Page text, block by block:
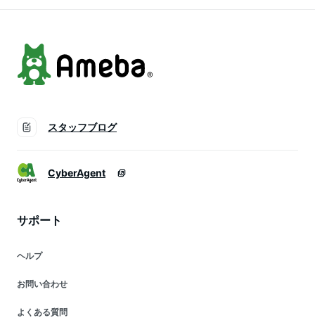
スタッフブログ
CyberAgent
サポート
ヘルプ
お問い合わせ
よくある質問